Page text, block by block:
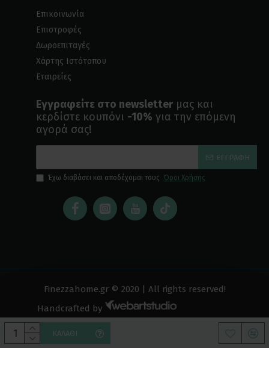
ΚΑΛΆΘΙ
Επικοινωνία
Επιστροφές
Δωροεπιταγές
Χάρτης Ιστότοπου
Εταιρείες
Εγγραφείτε στο newsletter μας και
κερδίστε κουπόνι -10% για την επόμενη
αγορά σας!
ΕΓΓΡΑΦΉ
Έχω διαβάσει και αποδέχομαι τους Όροι Χρήσης
Finezzahome.gr © 2020 | All rights reserved!
Handcrafted by